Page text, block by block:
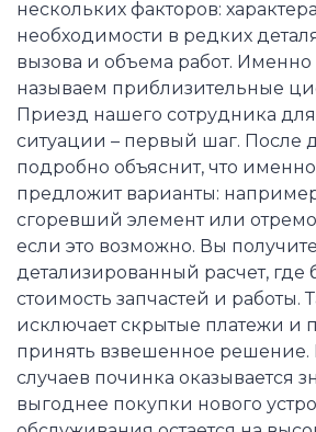
нескольких факторов:
необходимости в редких
вызова и объема работ.
называем приблизительные
Приезд нашего сотрудника
ситуации – первый шаг. После
подробно объяснит, что
предложит варианты:
сгоревший элемент или
если это возможно. Вы получите
детализированный расчет, где
стоимость запчастей и работы.
исключает скрытые платежи и
принять взвешенное решение.
случаев починка оказывается
выгоднее покупки нового